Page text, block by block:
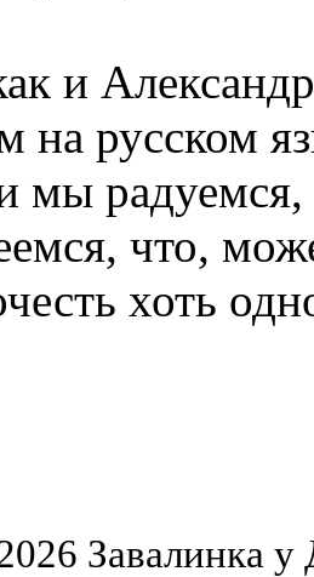
и
на русском
мы
что,
хоть
Завалинка